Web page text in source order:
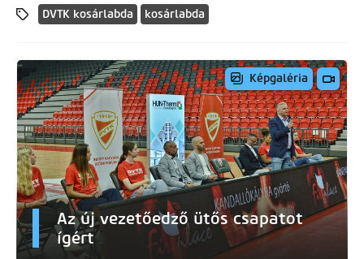
DVTK kosárlabda kosárlabda
Képgaléria
Az új vezetőedző ütős csapatot
ígért